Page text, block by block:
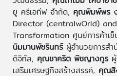
ยู ครีเอทีฟ จำกัด, คุณพิมพ์พร
Director (centralwOrld)
Transformation ศูนย์การค้าเซ็
นิมมานพัชรินทร์ผู้อำนวยการสำ
ดิจิทัล, คุณชาคริต พิชญางกูรผู้
เสริมเศรษฐกิจสร้างสรรค์, คุณสิ